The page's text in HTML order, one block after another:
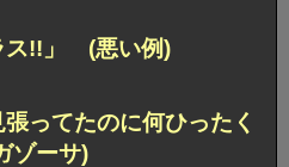
ス!!」 (悪い例)
ってたのに何ひったく
ゾーサ)